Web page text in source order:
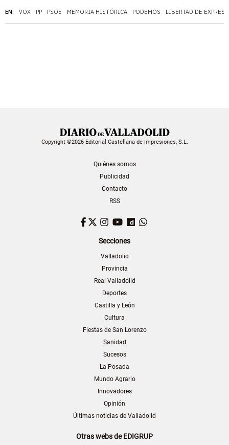
EN: VOX PP PSOE MEMORIA HISTÓRICA PODEMOS LIBERTAD DE
Copyright ©2026 Editorial Castellana de Impresiones, S.L.
Quiénes somos
Publicidad
Contacto
RSS
Facebook
TwitterInstagram
YouTubeDailymotion
Secciones
Valladolid
Provincia
Real Valladolid
Deportes
Castilla y León
Cultura
Fiestas de San Lorenzo
Sanidad
Sucesos
La Posada
Mundo Agrario
Innovadores
Opinión
Últimas noticias de Valladolid
Otras webs de EDIGRUP